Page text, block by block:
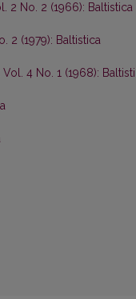
2 No. 2 (1966): Baltistica
2 (1979): Baltistica
Vol. 4 No. 1 (1968):